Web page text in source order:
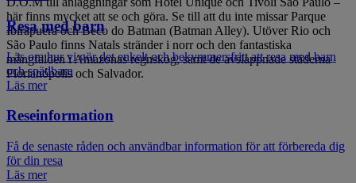
här finns mycket att se och göra. Se till att du inte missar Parque
Ibirapuera och Beco do Batman (Batman Alley). Utöver Rio och
São Paulo finns Natals stränder i norr och den fantastiska
mångfalden i Amazonas regnskog, samt de avslappnade städerna
Florianópolis och Salvador.
Resa med barn
Läs om hur vi gör det enkelt och bekymmersfritt att resa med barn
och spädbarn
Läs mer
Reseinformation
Få de senaste råden och användbar information för att förbereda dig
för din resa
Läs mer